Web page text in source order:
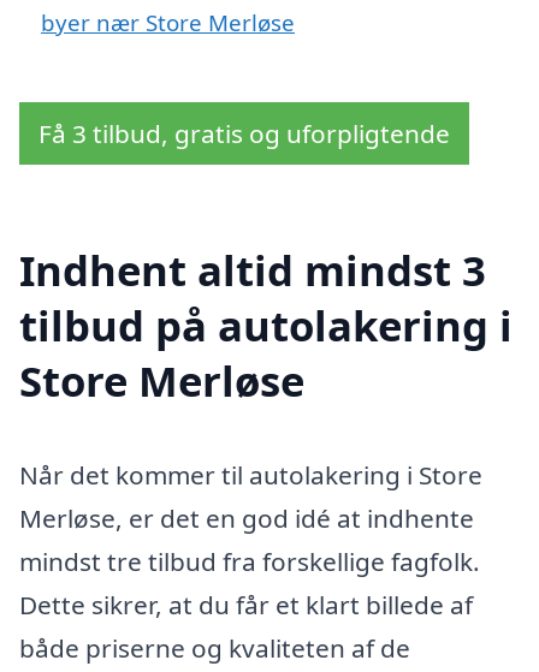
byer nær Store Merløse
Få 3 tilbud, gratis og uforpligtende
Indhent altid mindst 3
tilbud på autolakering i
Store Merløse
Når det kommer til autolakering i Store
Merløse, er det en god idé at indhente
mindst tre tilbud fra forskellige fagfolk.
Dette sikrer, at du får et klart billede af
både priserne og kvaliteten af de